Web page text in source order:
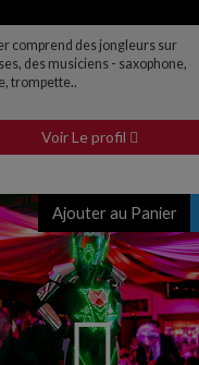
comprend des jongleurs sur
des musiciens - saxophone,
trompette..
Voir Le profil
Ajouter au Panier